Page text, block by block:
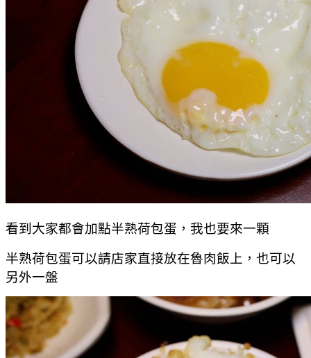
看到大家都會加點半熟荷包蛋，我也要來一顆
半熟荷包蛋可以請店家直接放在魯肉飯上，也可以
另外一盤